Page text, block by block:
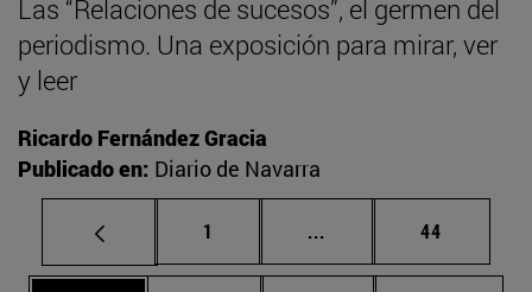
Las “Relaciones de sucesos”, el germen del
periodismo. Una exposición para mirar, ver
y leer
Ricardo Fernández Gracia
Publicado en: Diario de Navarra
Página
1 ... Páginas intermedias
Página
44